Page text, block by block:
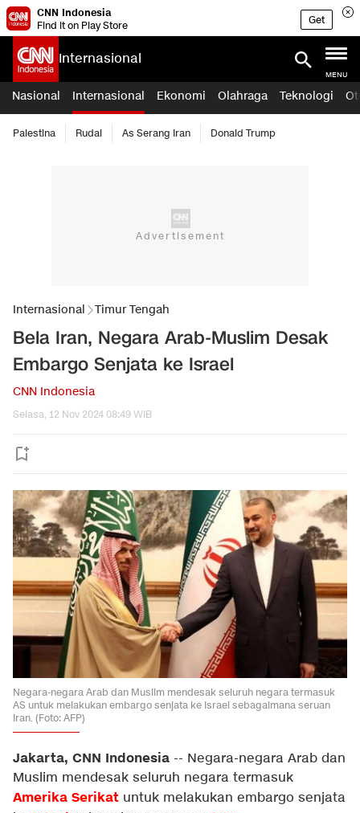
CNN Indonesia
Find it on Play Store
Get
Internasional
MENU
Nasional Internasional Ekonomi Olahraga Teknologi
Palestina Rudal As Serang Iran Donald Trump
Internasional Timur Tengah
Bela Iran, Negara Arab-Muslim Desak
Embargo Senjata ke Israel
CNN Indonesia
Selasa, 12 Nov 2024 08:49 WIB
Negara-negara Arab dan Muslim mendesak seluruh negara termasuk
AS untuk melakukan embargo senjata ke Israel sebagaimana seruan
Iran. (Foto: AFP)
Jakarta, CNN Indonesia -- Negara-negara Arab dan
Muslim mendesak seluruh negara termasuk
Amerika Serikat untuk melakukan embargo senjata